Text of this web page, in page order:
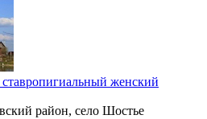
женский
район, село Шостье